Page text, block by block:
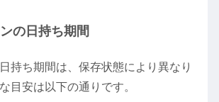
の日持ち期間
持ち期間は、保存状態により異なり
目安は以下の通りです。